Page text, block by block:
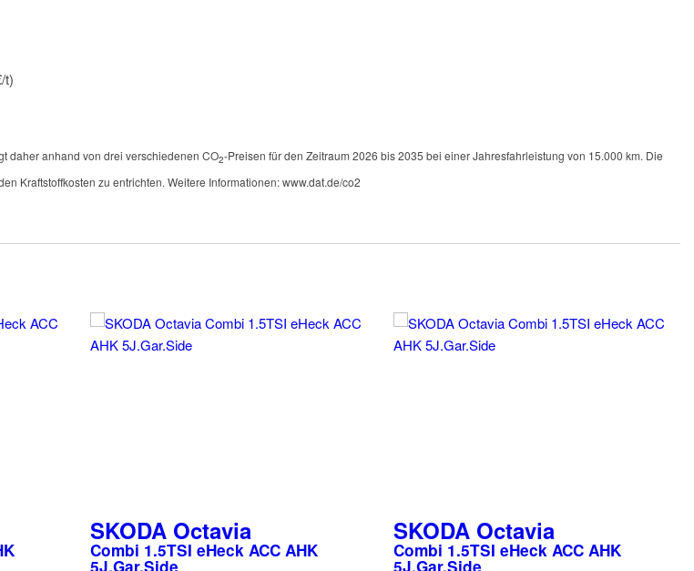
t)
daher anhand von drei verschiedenen CO2-Preisen für den Zeitraum 2026 bis 2035 bei einer Jahresfahrleistung von 15.000 km. Die
Kraftstoffkosten zu entrichten. Weitere Informationen: www.dat.de/co2
SKODA Octavia
Combi 1.5TSI eHeck ACC AHK
5J.Gar.Side
SKODA Octavia
Combi 1.5TSI eHeck ACC AHK
5J.Gar.Side